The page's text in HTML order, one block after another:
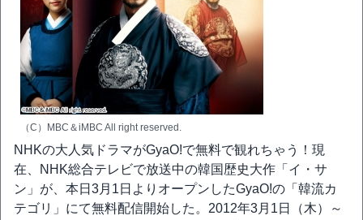
（C）MBC＆iMBC All right reserved.
NHKの大人気ドラマがGyaO!で無料で観れちゃう！現
在、NHK総合テレビで放送中の韓国歴史大作「イ・サ
ン」が、本日3月1日よりオープンしたGyaO!の「韓流カ
テゴリ」にて無料配信開始した。2012年3月1日（木）～